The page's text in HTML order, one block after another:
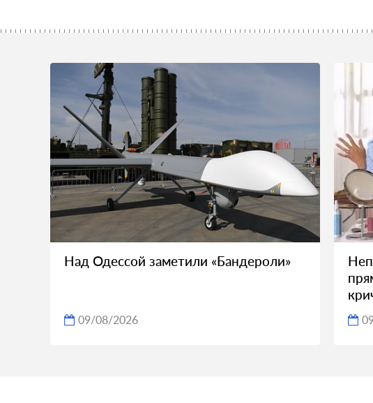
Над Одессой заметили «Бандероли»
09/08/2026